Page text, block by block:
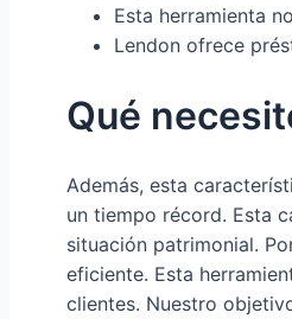
Esta herramienta
Lendon ofrece
Qué
Además, esta
un tiempo récord. Esta
situación patrimonial.
eficiente. Esta
clientes. Nuestro